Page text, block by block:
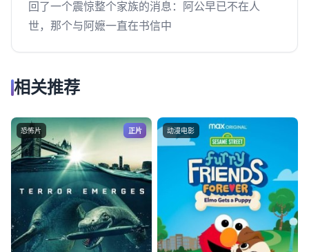
回了一个震惊整个家族的消息：阿公早已不在人
世，那个与阿嬷一直在书信中
相关推荐
恐怖片 正片 动漫电影